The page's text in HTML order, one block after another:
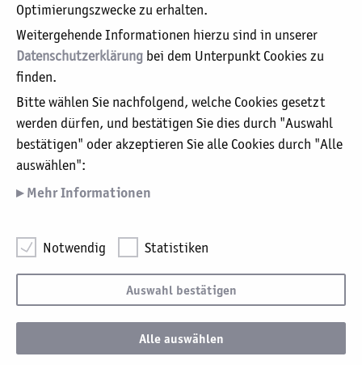
Unser Leitbild
Organigramm
Aufsichtsrat / Kuratorium
Geschäftsführung / Verwaltung
Beauftrager für Medizinproduktesicherheit
Datenschutzerklärung
Grundsatzerklärung nach §6 Abs. 2
Krankenhauszukunftsgesetz: EU-Förderung für
Katholische Karl-Leisner-Trägergesellschaft mbH ·
Albersallee 5-7 · 47533 Kleve ·
·Impressum·Cookie-Einstellungen
Optimierungszwecke zu erhalten.
Weitergehende Informationen hierzu sind in unserer
Datenschutzerklärung bei dem Unterpunkt Cookies zu
finden.
Bitte wählen Sie nachfolgend, welche Cookies gesetzt
werden dürfen, und bestätigen Sie dies durch "Auswahl
bestätigen" oder akzeptieren Sie alle Cookies durch "Alle
auswählen":
Mehr Informationen
Hierbei handelt es sich um Cookies, die für die
Grundfunktionen unserer Website notwendig sind,
weshalb auf diese nicht verzichtet werden kann.
Anbieter
Cookie-Name Beschreibung
CRAFT_CSRF_TOKEN für Formulare
Notwendig Statistiken
Auswahl bestätigen
Alle auswählen